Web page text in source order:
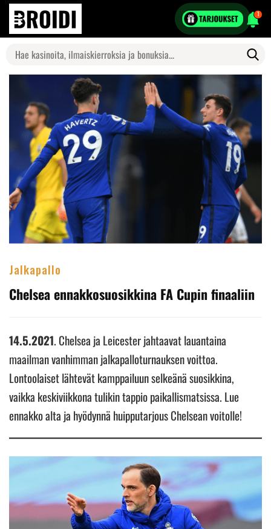
1
Search
for:
Jalkapallo
Chelsea ennakkosuosikkina FA Cupin finaaliin
14.5.2021. Chelsea ja Leicester jahtaavat lauantaina
maailman vanhimman jalkapalloturnauksen voittoa.
Lontoolaiset lähtevät kamppailuun selkeänä suosikkina,
vaikka keskiviikkona tulikin tappio paikallismatsissa. Lue
ennakko alta ja hyödynnä huipputarjous Chelsean voitolle!